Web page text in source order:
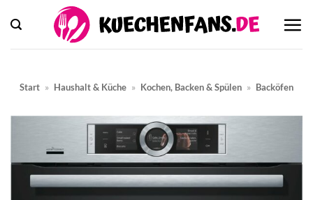
Inhalt
springen
Start » Haushalt & Küche » Kochen, Backen & Spülen » Backöfen